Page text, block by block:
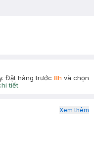
Đặt hàng trước 8h và chọn
tiết
Xem thêm